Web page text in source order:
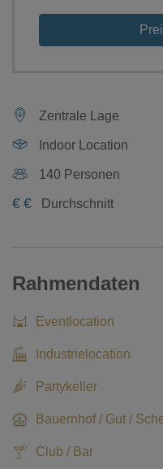
Zentrale Lage
Indoor Location
140 Personen
€ € Durchschnitt
Rahmendaten
Eventlocation
Industrielocation
Partykeller
Bauernhof / Gut /
Club / Bar